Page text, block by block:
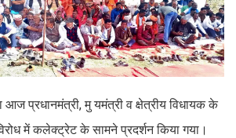
आज प्रधानमंत्री, मु यमंत्री व क्षेत्रीय विधायक के
में कलेक्ट्रेट के सामने प्रदर्शन किया गया।